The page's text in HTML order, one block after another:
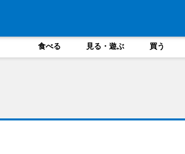
食べる 見る・遊ぶ 買う